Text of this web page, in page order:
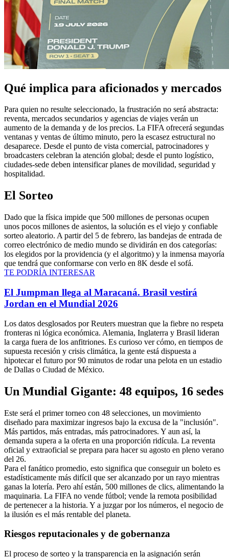
Qué implica para aficionados y mercados
Para quien no resulte seleccionado, la frustración no será abstracta:
reventa, mercados secundarios y agencias de viajes verán un
aumento de la demanda y de los precios. La FIFA ofrecerá segundas
ventanas y ventas de último minuto, pero la escasez estructural no
desaparece. Desde el punto de vista comercial, patrocinadores y
broadcasters celebran la atención global; desde el punto logístico,
ciudades-sede deben intensificar planes de movilidad, seguridad y
hospitalidad.
El Sorteo
Dado que la física impide que 500 millones de personas ocupen
unos pocos millones de asientos, la solución es el viejo y confiable
sorteo aleatorio. A partir del 5 de febrero, las bandejas de entrada de
correo electrónico de medio mundo se dividirán en dos categorías:
los elegidos por la providencia (y el algoritmo) y la inmensa mayoría
que tendrá que conformarse con verlo en 8K desde el sofá.
TE PODRÍA INTERESAR
El Jumpman llega al Maracaná. Brasil vestirá
Jordan en el Mundial 2026
Los datos desglosados por Reuters muestran que la fiebre no respeta
fronteras ni lógica económica. Alemania, Inglaterra y Brasil lideran
la carga fuera de los anfitriones. Es curioso ver cómo, en tiempos de
supuesta recesión y crisis climática, la gente está dispuesta a
hipotecar el futuro por 90 minutos de rodar una pelota en un estadio
de Dallas o Ciudad de México.
Un Mundial Gigante: 48 equipos, 16 sedes
Este será el primer torneo con 48 selecciones, un movimiento
diseñado para maximizar ingresos bajo la excusa de la "inclusión".
Más partidos, más entradas, más patrocinadores. Y aun así, la
demanda supera a la oferta en una proporción ridícula. La reventa
oficial y extraoficial se prepara para hacer su agosto en pleno verano
del 26.
Para el fanático promedio, esto significa que conseguir un boleto es
estadísticamente más difícil que ser alcanzado por un rayo mientras
ganas la lotería. Pero ahí están, 500 millones de clics, alimentando la
maquinaria. La FIFA no vende fútbol; vende la remota posibilidad
de pertenecer a la historia. Y a juzgar por los números, el negocio de
la ilusión es el más rentable del planeta.
Riesgos reputacionales y de gobernanza
El proceso de sorteo y la transparencia en la asignación serán